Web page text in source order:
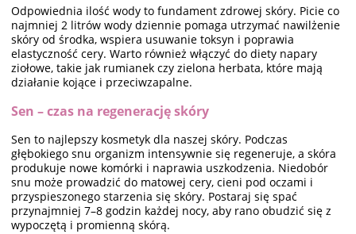
Odpowiednia ilość wody to fundament zdrowej skóry. Picie co
najmniej 2 litrów wody dziennie pomaga utrzymać nawilżenie
skóry od środka, wspiera usuwanie toksyn i poprawia
elastyczność cery. Warto również włączyć do diety napary
ziołowe, takie jak rumianek czy zielona herbata, które mają
działanie kojące i przeciwzapalne.
Sen – czas na regenerację skóry
Sen to najlepszy kosmetyk dla naszej skóry. Podczas
głębokiego snu organizm intensywnie się regeneruje, a skóra
produkuje nowe komórki i naprawia uszkodzenia. Niedobór
snu może prowadzić do matowej cery, cieni pod oczami i
przyspieszonego starzenia się skóry. Postaraj się spać
przynajmniej 7–8 godzin każdej nocy, aby rano obudzić się z
wypoczętą i promienną skórą.